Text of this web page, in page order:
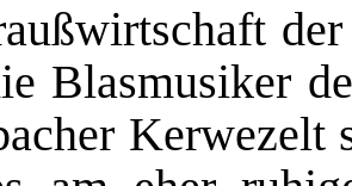
Blasmusiker